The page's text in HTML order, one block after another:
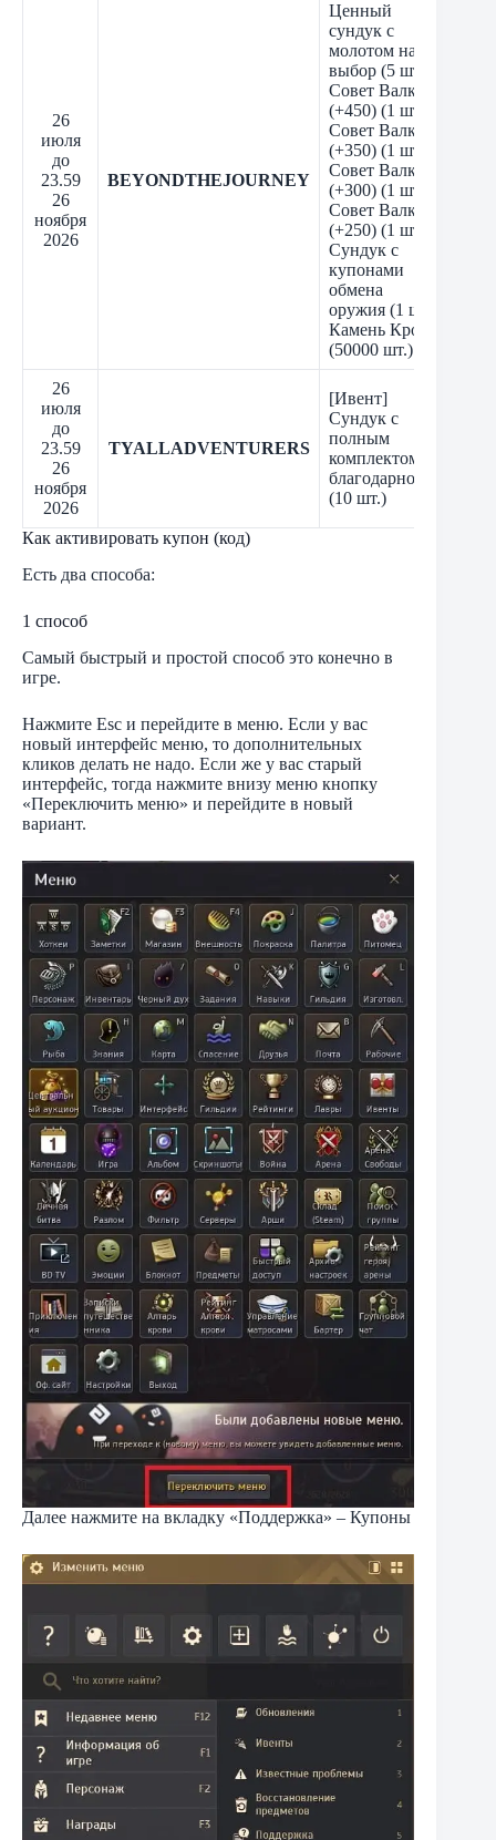
26
июля
до
23.59
26
ноября
2026
BEYONDTHEJOURNEY
Ценный
сундук с
молотом на
выбор (5 шт.)
Совет Валкса
(+450) (1 шт.)
Совет Валкса
(+350) (1 шт.)
Совет Валкса
(+300) (1 шт.)
Совет Валкса
(+250) (1 шт.)
Сундук с
купонами
обмена
оружия (1 шт.)
Камень Крон
(50000 шт.)
26
июля
до
23.59
26
ноября
2026
TYALLADVENTURERS
[Ивент]
Сундук с
полным
комплектом в
благодарность
(10 шт.)
Как активировать купон (код)
Есть два способа:
1 способ
Самый быстрый и простой способ это конечно в
игре.
Нажмите Esc и перейдите в меню. Если у вас
новый интерфейс меню, то дополнительных
кликов делать не надо. Если же у вас старый
интерфейс, тогда нажмите внизу меню кнопку
«Переключить меню» и перейдите в новый
вариант.
Далее нажмите на вкладку «Поддержка» – Купоны